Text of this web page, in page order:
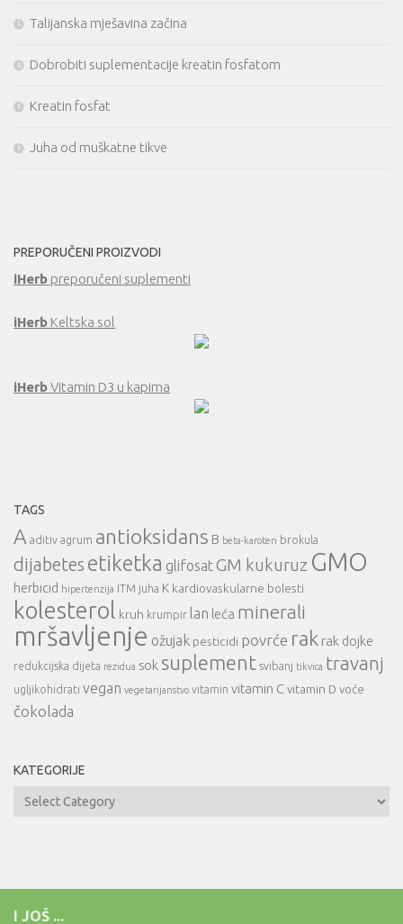
Talijanska mješavina začina
Dobrobiti suplementacije kreatin fosfatom
Kreatin fosfat
Juha od muškatne tikve
PREPORUČENI PROIZVODI
iHerb preporučeni suplementi
iHerb Keltska sol
iHerbVitamin D3 u kapima
TAGS
A aditiv agrum antioksidans B beta-karoten brokula
dijabetes etiketka glifosatGM kukuruz GMO
herbicid hipertenzija ITM juha K kardiovaskularne bolesti
kolesterol kruh krumpir lan leća minerali
mršavljenje ožujak pesticidi povrće rak rak dojke
redukcijska dijeta rezidua sok suplement svibanj tikvica travanj
ugljikohidrati vegan vegetarijanstvo vitamin vitamin C vitamin D voće
čokolada
KATEGORIJE
Kategorije
I JOŠ ...